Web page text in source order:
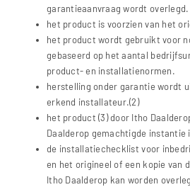
garantieaanvraag wordt overlegd.
het product is voorzien van het
het product wordt gebruikt voor
gebaseerd op het aantal
product- en installatienormen.
herstelling onder garantie wordt
erkend installateur.(2)
het product (3) door Itho
Daalderop gemachtigde instantie
de installatiechecklist voor
en het origineel of een kopie van
Itho Daalderop kan worden